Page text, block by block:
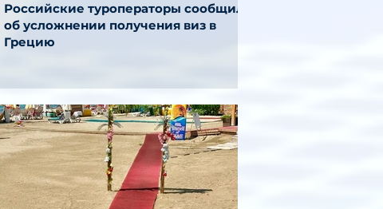
Российские туроператоры сообщили
об усложнении получения виз в
Грецию